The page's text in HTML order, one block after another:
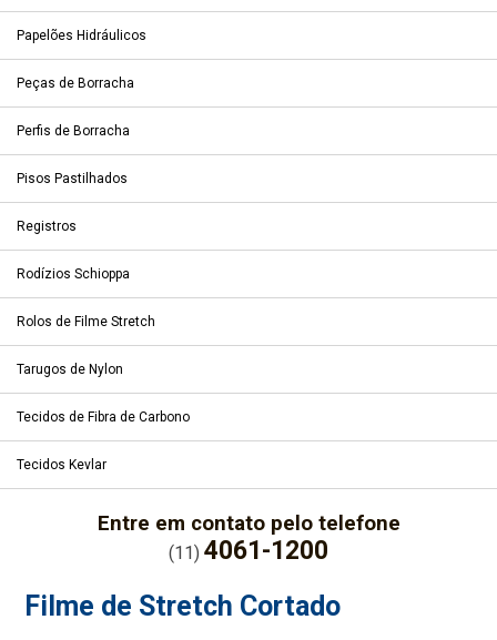
Papelões Hidráulicos
Peças de Borracha
Perfis de Borracha
Pisos Pastilhados
Registros
Rodízios Schioppa
Rolos de Filme Stretch
Tarugos de Nylon
Tecidos de Fibra de Carbono
Tecidos Kevlar
Entre em contato pelo telefone
(11) 4061-1200
Filme de Stretch Cortado